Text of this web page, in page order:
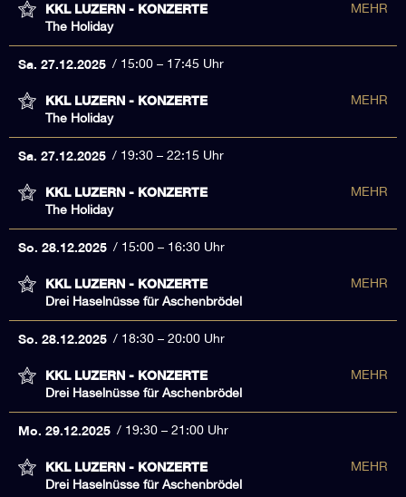
KKL LUZERN - KONZERTE
The Holiday
MEHR
Sa. 27.12.2025 15:00 – 17:45 Uhr
KKL LUZERN - KONZERTE
The Holiday
MEHR
Sa. 27.12.2025 19:30 – 22:15 Uhr
KKL LUZERN - KONZERTE
The Holiday
MEHR
So. 28.12.2025 15:00 – 16:30 Uhr
KKL LUZERN - KONZERTE
Drei Haselnüsse für Aschenbrödel
MEHR
So. 28.12.2025 18:30 – 20:00 Uhr
KKL LUZERN - KONZERTE
Drei Haselnüsse für Aschenbrödel
MEHR
Mo. 29.12.2025 19:30 – 21:00 Uhr
KKL LUZERN - KONZERTE
Drei Haselnüsse für Aschenbrödel
MEHR